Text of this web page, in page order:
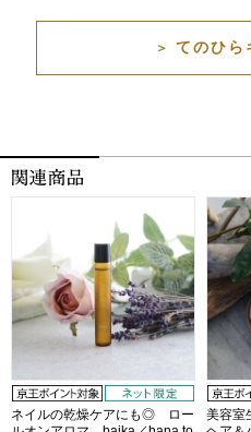
＞ てのひら
ネイルの乾燥ケアにも◎ ロー
美容室